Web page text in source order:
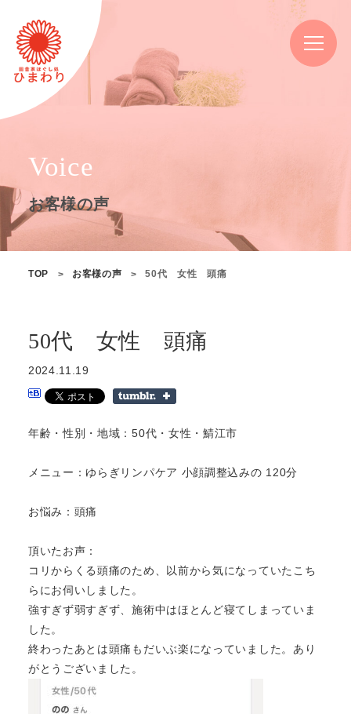
Voice
お客様の声
TOP お客様の声 50代 女性 頭痛
50代 女性 頭痛
2024.11.19
年齢・性別・地域：50代・女性・鯖江市
メニュー：ゆらぎリンパケア 小顔調整込みの 120分
お悩み：頭痛
頂いたお声：
コリからくる頭痛のため、以前から気になっていたこち
らにお伺いしました。
強すぎず弱すぎず、施術中はほとんど寝てしまっていま
した。
終わったあとは頭痛もだいぶ楽になっていました。あり
がとうございました。